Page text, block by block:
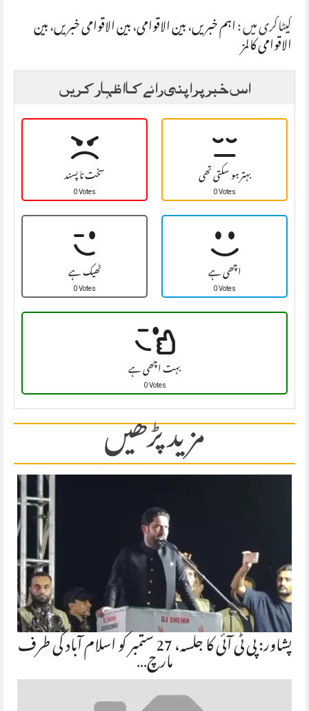
کیٹاگری میں :اہم خبریں،بین الاقوامی،بین الاقوامی خبریں،بین الاقوامی کالمز
اس خبر پر اپنی رائے کا اظہار کریں
سخت نا پسند
0 Votes بہتر ہو سکتی تھی
0 Votes
ٹھیک ہے
0 Votes اچھی ہے
0 Votes
بہت اچھی ہے
0 Votes
مزید پڑھیں
پشاور: پی ٹی آئی کا جلسہ، 27 ستمبر کو اسلام آباد کی طرفمارچ…